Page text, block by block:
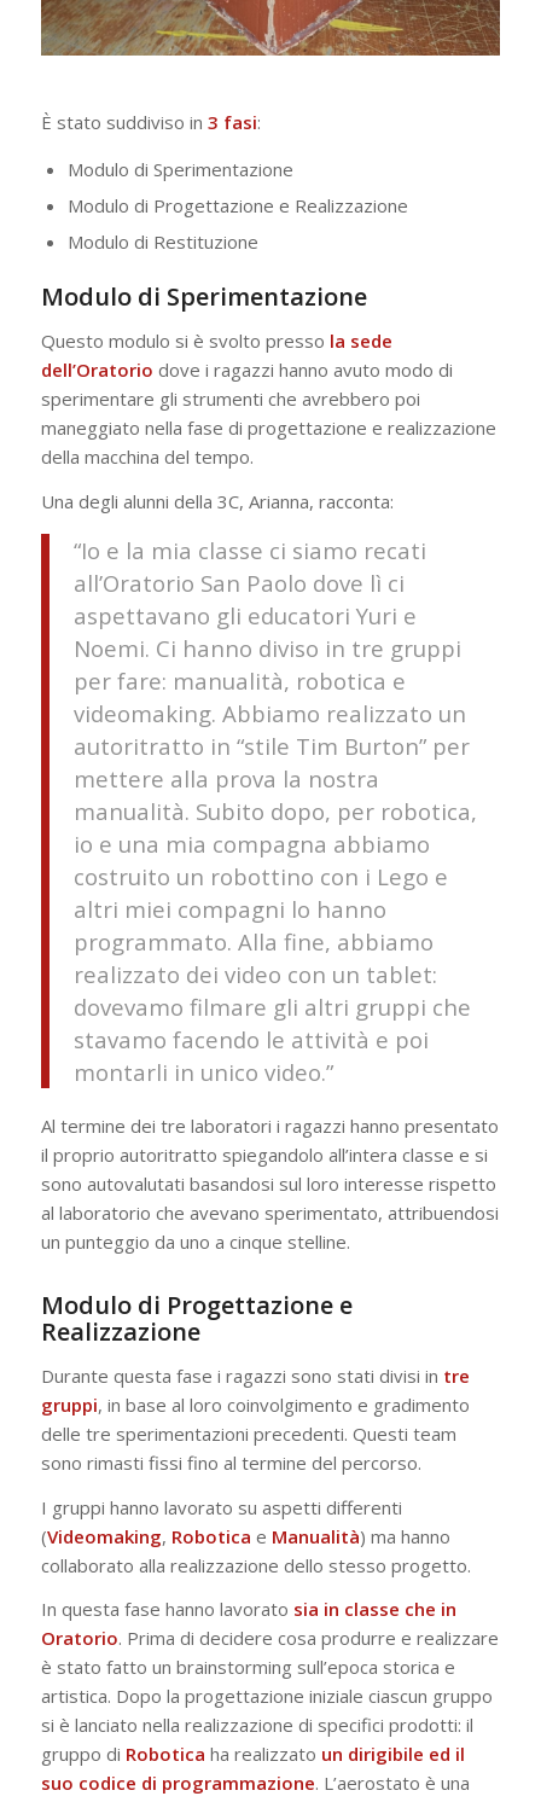
È stato suddiviso in 3 fasi:
Modulo di Sperimentazione
Modulo di Progettazione e Realizzazione
Modulo di Restituzione
Modulo di Sperimentazione
Questo modulo si è svolto presso la sede
dell’Oratorio dove i ragazzi hanno avuto modo di
sperimentare gli strumenti che avrebbero poi
maneggiato nella fase di progettazione e realizzazione
della macchina del tempo.
Una degli alunni della 3C, Arianna, racconta:
“Io e la mia classe ci siamo recati
all’Oratorio San Paolo dove lì ci
aspettavano gli educatori Yuri e
Noemi. Ci hanno diviso in tre gruppi
per fare: manualità, robotica e
videomaking. Abbiamo realizzato un
autoritratto in “stile Tim Burton” per
mettere alla prova la nostra
manualità. Subito dopo, per robotica,
io e una mia compagna abbiamo
costruito un robottino con i Lego e
altri miei compagni lo hanno
programmato. Alla fine, abbiamo
realizzato dei video con un tablet:
dovevamo filmare gli altri gruppi che
stavamo facendo le attività e poi
montarli in unico video.”
Al termine dei tre laboratori i ragazzi hanno presentato
il proprio autoritratto spiegandolo all’intera classe e si
sono autovalutati basandosi sul loro interesse rispetto
al laboratorio che avevano sperimentato, attribuendosi
un punteggio da uno a cinque stelline.
Modulo di Progettazione e
Realizzazione
Durante questa fase i ragazzi sono stati divisi in tre
gruppi, in base al loro coinvolgimento e gradimento
delle tre sperimentazioni precedenti. Questi team
sono rimasti fissi fino al termine del percorso.
I gruppi hanno lavorato su aspetti differenti
(Videomaking, Robotica e Manualità) ma hanno
collaborato alla realizzazione dello stesso progetto.
In questa fase hanno lavorato sia in classe che in
Oratorio. Prima di decidere cosa produrre e realizzare
è stato fatto un brainstorming sull’epoca storica e
artistica. Dopo la progettazione iniziale ciascun gruppo
si è lanciato nella realizzazione di specifici prodotti: il
gruppo di Robotica ha realizzato un dirigibile ed il
suo codice di programmazione. L’aerostato è una